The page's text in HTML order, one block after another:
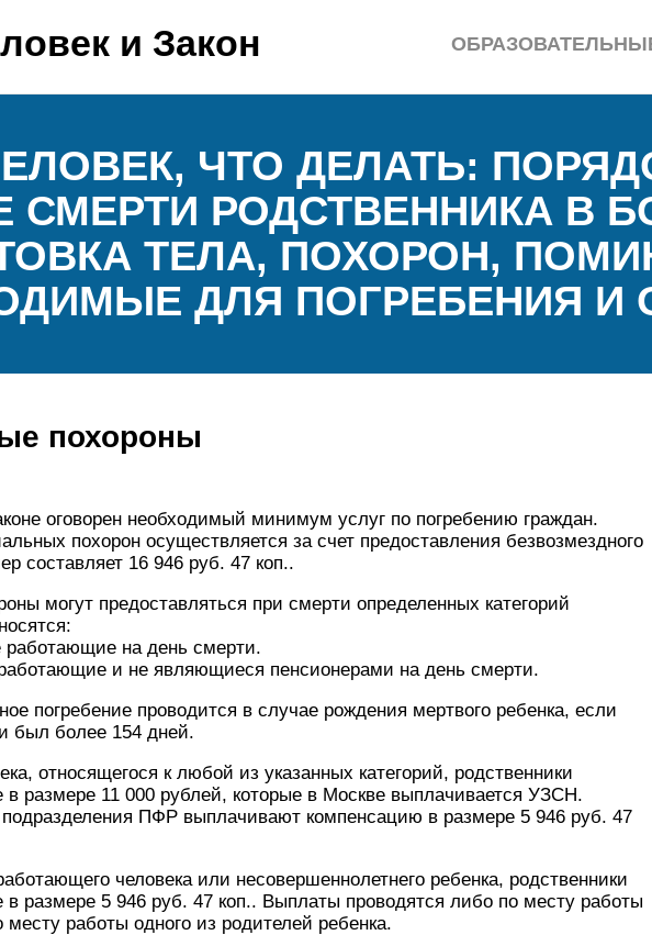
и Закон
ЧТО ДЕЛАТЬ:
СМЕРТИ РОДСТВЕННИКА В
ТЕЛА, ПОХОРОН,
ДЛЯ ПОГРЕБЕНИЯ И
похороны
оговорен необходимый минимум услуг по погребению граждан.
похорон осуществляется за счет предоставления безвозмездного
составляет 16 946 руб. 47 коп..
могут предоставляться при смерти определенных категорий
работающие на день смерти.
и не являющиеся пенсионерами на день смерти.
погребение проводится в случае рождения мертвого ребенка, если
был более 154 дней.
относящегося к любой из указанных категорий, родственники
в размере 11 000 рублей, которые в Москве выплачивается УЗСН.
ПФР выплачивают компенсацию в размере 5 946 руб. 47
человека или несовершеннолетнего ребенка, родственники
в размере 5 946 руб. 47 коп.. Выплаты проводятся либо по месту работы
работы одного из родителей ребенка.